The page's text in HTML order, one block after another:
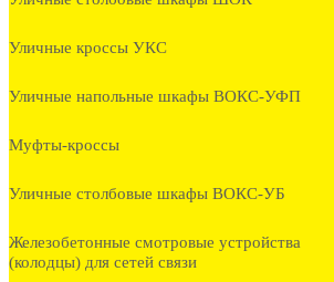
Уличные кроссы УКС
Уличные напольные шкафы ВОКС-УФП
Муфты-кроссы
Уличные столбовые шкафы ВОКС-УБ
Железобетонные смотровые устройства
(колодцы) для сетей связи